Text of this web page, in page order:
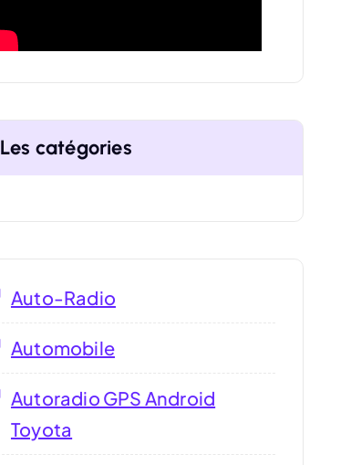
Les catégories
Auto-Radio
Automobile
Autoradio GPS Android
Toyota